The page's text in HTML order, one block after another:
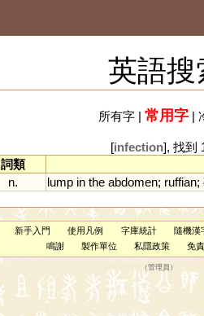
英語搜
所有字| 常用字|
[infection], 找到
詞類
n. lump in the abdomen; ruffian;
新手入門 使用凡例 字庫統計 隨機漢
鳴謝
製作單位 私隱政策 免
（管理員 ）